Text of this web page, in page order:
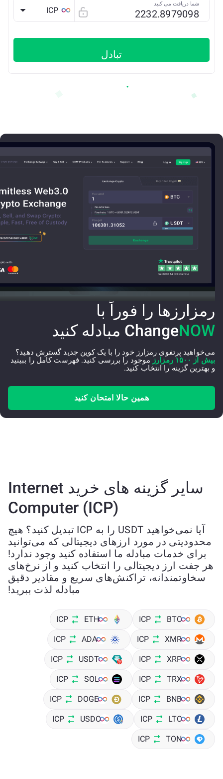
شما دریافت می کنید
ICP
تبادل
رمزارزها را فوراً با
ChangeNOW مبادله کنید
می‌خواهید پرتفوی رمزارز خود را با یک کوین جدید گسترش دهید؟
بیش از ۱۵۰۰ رمزارز
موجود را بررسی کنید. فهرست کامل را ببینید
و بهترین گزینه را انتخاب کنید.
همین حالا امتحان کنید
سایر گزینه های خرید Internet
Computer (ICP)
آیا نمی‌خواهید USDT را به ICP تبدیل کنید؟ هیچ
محدودیتی در مورد ارزهای دیجیتالی که می‌توانید
برای خدمات مبادله ما استفاده کنید وجود ندارد!
هر جفت ارز دیجیتالی را انتخاب کنید و از نرخ‌های
سخاوتمندانه، تراکنش‌های سریع و مقادیر دقیق
مبادله لذت ببرید!
BTC
ICP
ETH
ICP
XMR
ICP
ADA
ICP
XRP
ICP
USDT
ICP
TRX
ICP
SOL
ICP
BNB
ICP
DOGE
ICP
LTC
ICP
USDC
ICP
TON
ICP